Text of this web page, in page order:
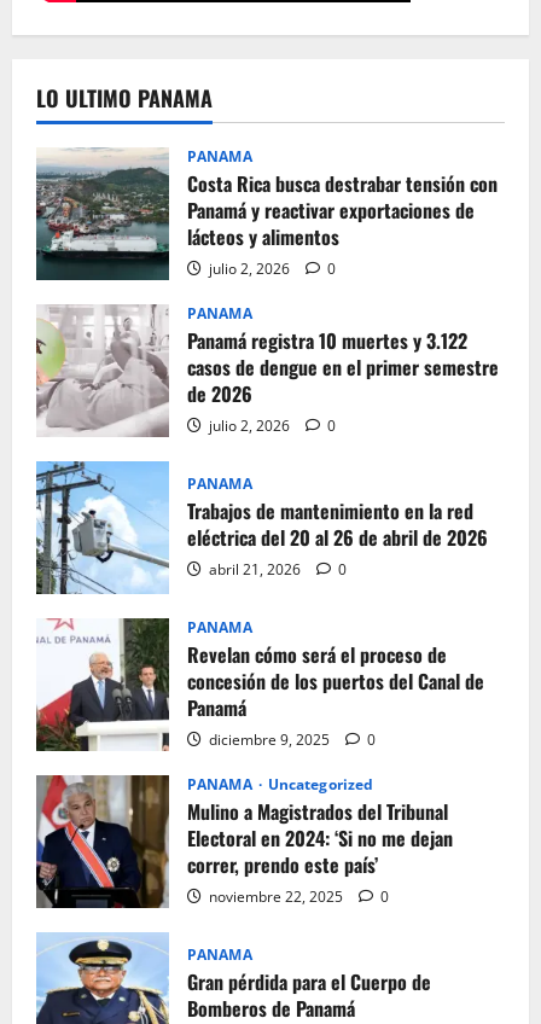
LO ULTIMO PANAMA
PANAMA
Costa Rica busca destrabar tensión con
Panamá y reactivar exportaciones de
lácteos y alimentos
julio 2, 2026 0
PANAMA
Panamá registra 10 muertes y 3.122
casos de dengue en el primer semestre
de 2026
julio 2, 2026 0
PANAMA
Trabajos de mantenimiento en la red
eléctrica del 20 al 26 de abril de 2026
abril 21, 2026 0
PANAMA
Revelan cómo será el proceso de
concesión de los puertos del Canal de
Panamá
diciembre 9, 2025 0
PANAMA Uncategorized
Mulino a Magistrados del Tribunal
Electoral en 2024: ‘Si no me dejan
correr, prendo este país’
noviembre 22, 2025 0
PANAMA
Gran pérdida para el Cuerpo de
Bomberos de Panamá